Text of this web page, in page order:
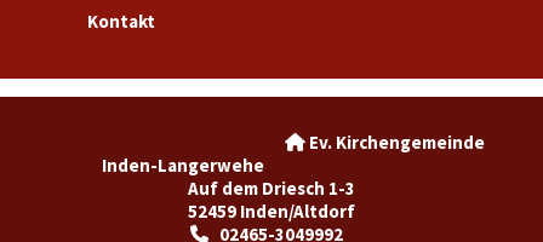
Kontakt
Ev. Kirchengemeinde
Inden-Langerwehe
Auf dem Driesch 1-3
52459 Inden/Altdorf
02465-3049992